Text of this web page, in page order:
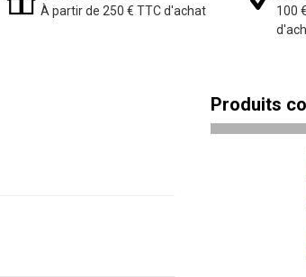
À partir de 250 € TTC d'achat
100
Produits